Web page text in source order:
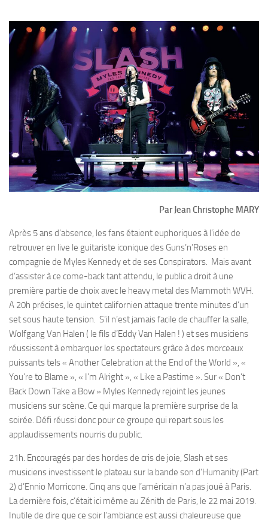
Par Jean Christophe MARY
Après 5 ans d’absence, les fans étaient euphoriques à l’idée de
retrouver en live le guitariste iconique des Guns’n’Roses en
compagnie de Myles Kennedy et de ses Conspirators. Mais avant
d’assister à ce come-back tant attendu, le public a droit à une
première partie de choix avec le heavy metal des Mammoth WVH.
A 20h précises, le quintet californien attaque trente minutes d’un
set sous haute tension. S’il n’est jamais facile de chauffer la salle,
Wolfgang Van Halen ( le fils d’Eddy Van Halen ! ) et ses musiciens
réussissent à embarquer les spectateurs grâce à des morceaux
puissants tels « Another Celebration at the End of the World », «
You’re to Blame », « I’m Alright », « Like a Pastime ». Sur « Don’t
Back Down Take a Bow » Myles Kennedy rejoint les jeunes
musiciens sur scène. Ce qui marque la première surprise de la
soirée. Défi réussi donc pour ce groupe qui repart sous les
applaudissements nourris du public.
21h. Encouragés par des hordes de cris de joie, Slash et ses
musiciens investissent le plateau sur la bande son d’Humanity (Part
2) d’Ennio Morricone. Cinq ans que l’américain n’a pas joué à Paris.
La dernière fois, c’était ici même au Zénith de Paris, le 22 mai 2019.
Inutile de dire que ce soir l’ambiance est aussi chaleureuse que